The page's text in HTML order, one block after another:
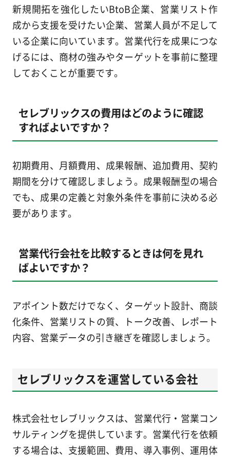
新規開拓を強化したいBtoB企業、営業リスト作
成から支援を受けたい企業、営業人員が不足して
いる企業に向いています。営業代行を成果につな
げるには、商材の強みやターゲットを事前に整理
しておくことが重要です。
セレブリックスの費用はどのように確認
すればよいですか？
初期費用、月額費用、成果報酬、追加費用、契約
期間を分けて確認しましょう。成果報酬型の場合
でも、成果の定義と対象外条件を事前に決める必
要があります。
営業代行会社を比較するときは何を見れ
ばよいですか？
アポイント数だけでなく、ターゲット設計、商談
化条件、営業リストの質、トーク改善、レポート
内容、営業データの引き継ぎを確認しましょう。
セレブリックスを運営している会社
株式会社セレブリックスは、営業代行・営業コン
サルティングを提供しています。営業代行を依頼
する場合は、支援範囲、費用、導入事例、運用体